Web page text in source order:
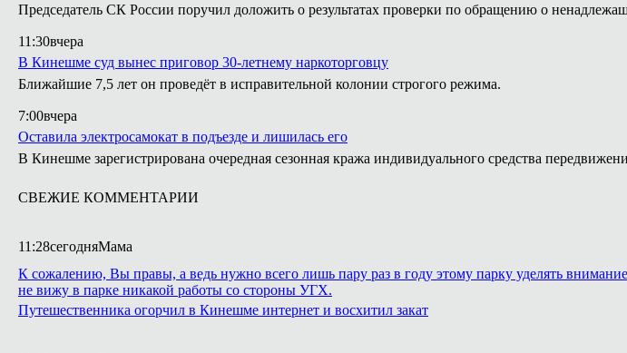
Председатель СК России поручил доложить о результатах проверки по обращению о
11:30вчера
В Кинешме суд вынес приговор 30-летнему наркоторговцу
Ближайшие 7,5 лет он проведёт в исправительной колонии строгого режима.
7:00вчера
Оставила электросамокат в подъезде и лишилась его
В Кинешме зарегистрирована очередная сезонная кража индивидуального средства
СВЕЖИЕ КОММЕНТАРИИ
11:28сегодняМама
К сожалению, Вы правы, а ведь нужно всего лишь пару раз в году этому парку уделять
не вижу в парке никакой работы со стороны УГХ.
Путешественника огорчил в Кинешме интернет и восхитил закат